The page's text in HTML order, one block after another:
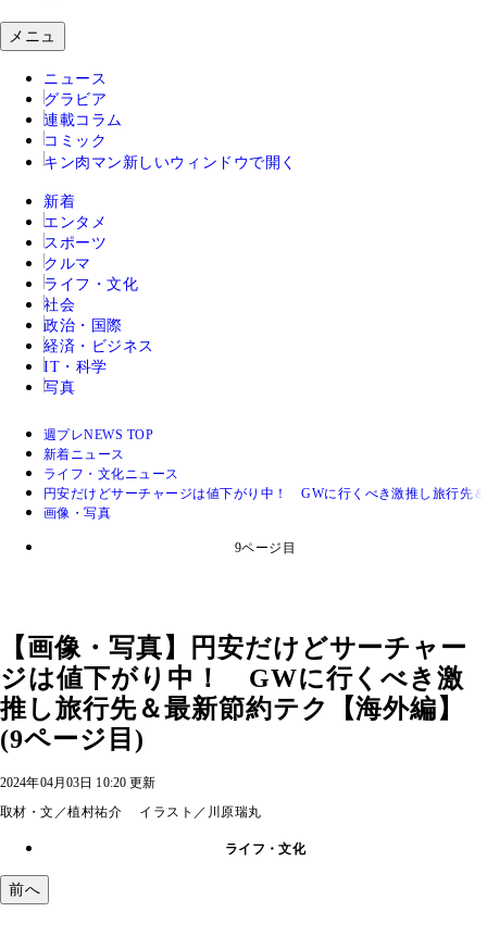
メニュ
ニュース
グラビア
連載コラム
コミック
キン肉マン 新しいウィンドウで開く
新着
エンタメ
スポーツ
クルマ
ライフ・文化
社会
政治・国際
経済・ビジネス
IT・科学
写真
週プレNEWS TOP
新着ニュース
ライフ・文化ニュース
円安だけどサーチャージは値下がり中！ GWに行くべき激推し旅行先
画像・写真
9ページ目
【画像・写真】円安だけどサーチャー
ジは値下がり中！ GWに行くべき激
推し旅行先＆最新節約テク【海外編】
(9ページ目)
2024年04月03日 10:20 更新
取材・文／植村祐介 イラスト／川原瑞丸
ライフ・文化
前へ